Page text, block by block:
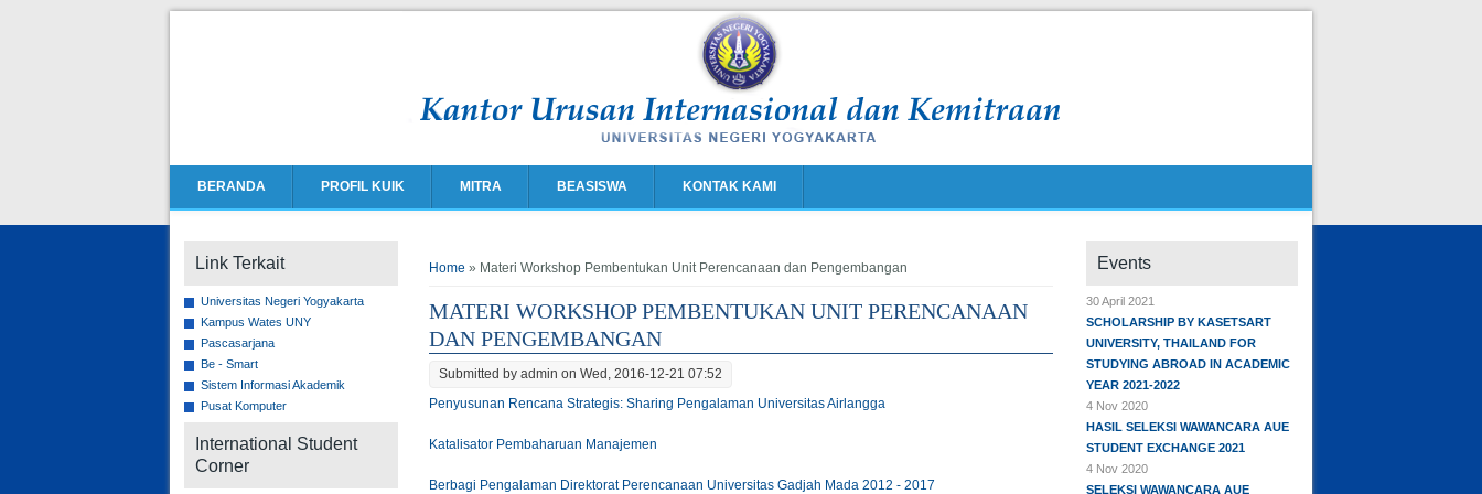
BERANDA PROFIL KUIK MITRA BEASISWA KONTAK KAMI
Home » Materi Workshop Pembentukan Unit Perencanaan dan Pengembangan
MATERI WORKSHOP PEMBENTUKAN UNIT PERENCANAAN
DAN PENGEMBANGAN
Submitted byadmin on Wed, 2016-12-21 07:52
Penyusunan Rencana Strategis: Sharing Pengalaman Universitas Airlangga
Katalisator Pembaharuan Manajemen
Berbagi Pengalaman Direktorat Perencanaan Universitas Gadjah Mada 2012 - 2017
Link Terkait
Universitas Negeri Yogyakarta
Kampus Wates UNY
Pascasarjana
Be - Smart
Sistem Informasi Akademik
Pusat Komputer
International Student
Corner
Events
30 April 2021
SCHOLARSHIP BY KASETSART
UNIVERSITY, THAILAND FOR
STUDYING ABROAD IN ACADEMIC
YEAR 2021-2022
4 Nov 2020
HASIL SELEKSI WAWANCARA AUE
STUDENT EXCHANGE 2021
4 Nov 2020
SELEKSI WAWANCARA AUE